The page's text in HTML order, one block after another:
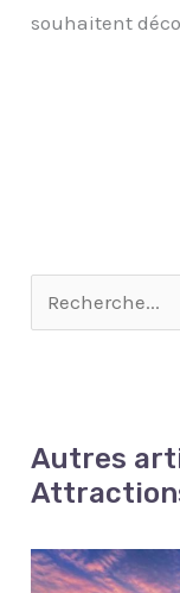
souhaitent
Autres